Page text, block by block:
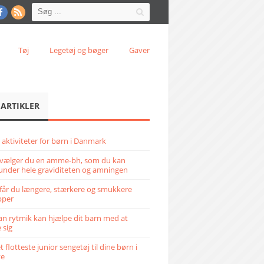
Tøj Legetøj og bøger Gaver
aktiviteter for børn i Danmark
du en amme-bh, som du kan
hele graviditeten og amningen
du længere, stærkere og smukkere
rytmik kan hjælpe dit barn med at
sig
flotteste junior sengetøj til dine børn i